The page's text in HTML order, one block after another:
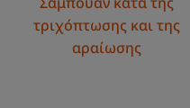
τριχόπτωσης και της
αραίωσης